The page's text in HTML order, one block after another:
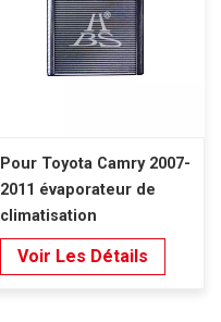
Pour Toyota Camry 2007-
2011 évaporateur de
climatisation
Voir Les Détails